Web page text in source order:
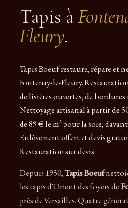
Tapis à
Fleury.
Tapis Boeuf restaure, répare et
Fontenay-le-Fleury.
de lisières ouvertes, de bordures
Nettoyage artisanal à partir de
de 89 € le m² pour la soie,
Enlèvement offert et devis
Restauration sur devis.
Depuis 1950,Tapis Boeuf
les tapis d'Orient des foyers de
près de Versailles. Quatre